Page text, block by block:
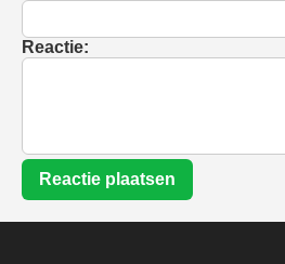
Reactie:
Reactie plaatsen